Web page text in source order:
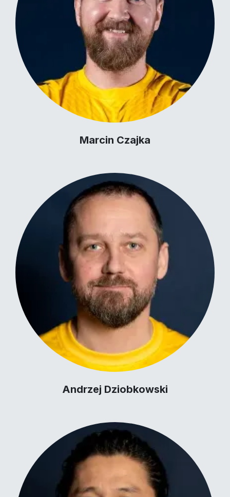
Marcin Czajka
Andrzej Dziobkowski